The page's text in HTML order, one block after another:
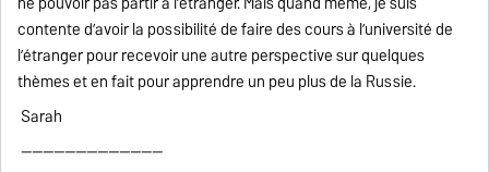
contente d’avoir la possibilité de faire des cours à l’université de
l’étranger pour recevoir une autre perspective sur quelques
thèmes et en fait pour apprendre un peu plus de la Russie.
Sarah
--------------------------